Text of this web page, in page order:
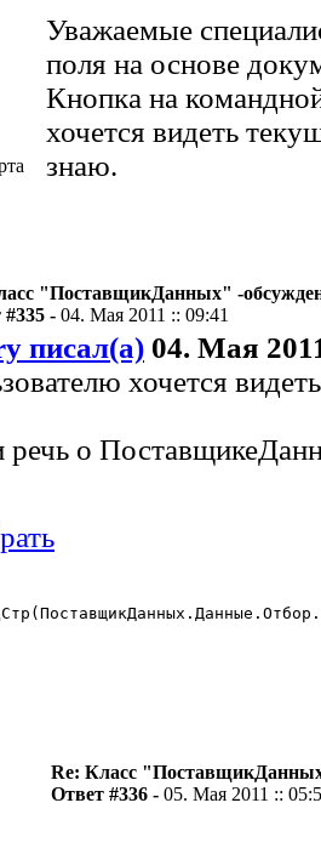
Уважаемые
поля на основе
Кнопка на
хочется видеть
знаю.
"ПоставщикДанных" -
- 04. Мая 2011 :: 09:41
писал(а) 04. Мая
хочется
речь о
Re: Класс
Ответ #336 - 05. Мая 2011 ::